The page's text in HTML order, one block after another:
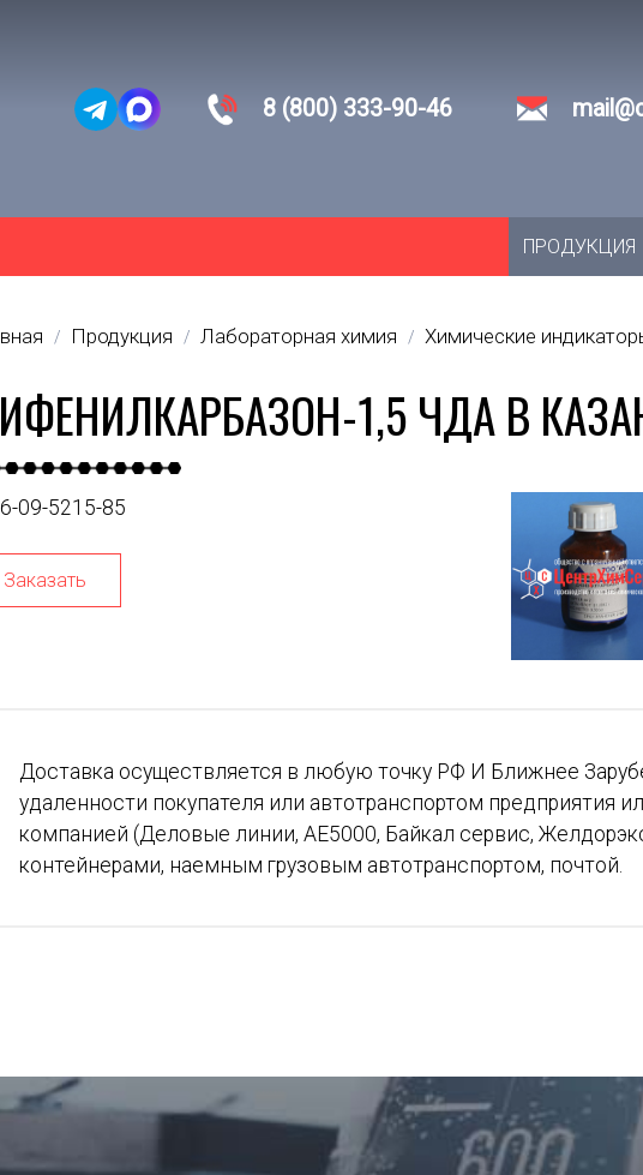
8 (800) 333-90-46
ПРОДУКЦИЯ
/ Продукция / Лабораторная химия / Химические
1,5 ЧДА В
09-5215-85
Заказать
Доставка осуществляется в любую точку РФ И Ближнее
удаленности покупателя или автотранспортом предприятия
компанией (Деловые линии, АЕ5000, Байкал сервис,
контейнерами, наемным грузовым автотранспортом, почтой.